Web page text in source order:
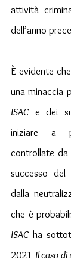
attività
dell’anno
È evidente
una minaccia
ISAC e dei
iniziare a
controllate
successo
dalla
che è
ISAC ha
2021 Il caso